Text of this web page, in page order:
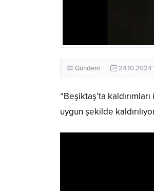
Gündem 24.10.2024
“Beşiktaş’ta
uygun şekilde